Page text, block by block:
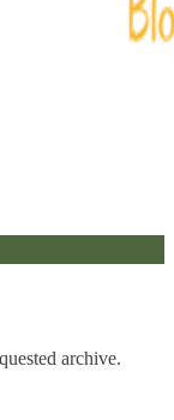
archive.